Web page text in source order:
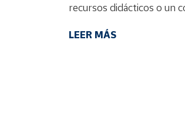
recursos didácticos o un
LEER MÁS